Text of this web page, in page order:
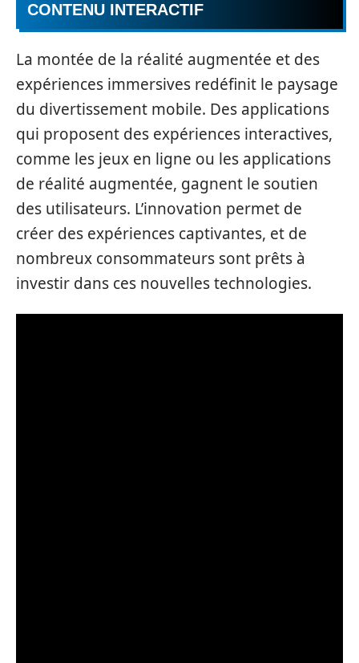
CONTENU INTERACTIF
La montée de la réalité augmentée et des
expériences immersives redéfinit le paysage
du divertissement mobile. Des applications
qui proposent des expériences interactives,
comme les jeux en ligne ou les applications
de réalité augmentée, gagnent le soutien
des utilisateurs. L’innovation permet de
créer des expériences captivantes, et de
nombreux consommateurs sont prêts à
investir dans ces nouvelles technologies.